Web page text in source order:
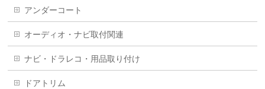
アンダーコート
オーディオ・ナビ取付関連
ナビ・ドラレコ・用品取り付け
ドアトリム